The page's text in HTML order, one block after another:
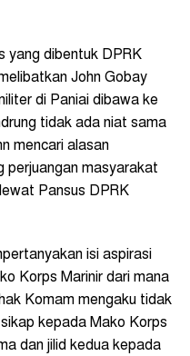
yang dibentuk DPRK
John Gobay
di Paniai dibawa ke
tidak ada niat sama
mencari alasan
perjuangan masyarakat
Pansus DPRK
isi aspirasi
Korps Marinir dari mana
Komam mengaku tidak
kepada Mako Korps
dan jilid kedua kepada